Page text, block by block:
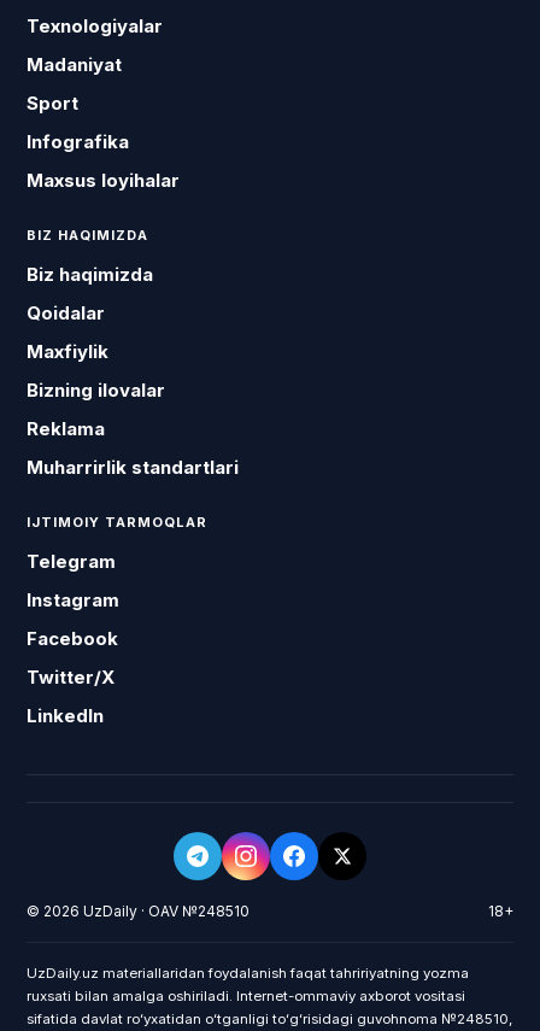
Texnologiyalar
Madaniyat
Sport
Infografika
Maxsus loyihalar
BIZ HAQIMIZDA
Biz haqimizda
Qoidalar
Maxfiylik
Bizning ilovalar
Reklama
Muharrirlik standartlari
IJTIMOIY TARMOQLAR
Telegram
Instagram
Facebook
Twitter/X
LinkedIn
© 2026 UzDaily · OAV №248510 18+
UzDaily.uz materiallaridan foydalanish faqat tahririyatning yozma
ruxsati bilan amalga oshiriladi. Internet-ommaviy axborot vositasi
sifatida davlat roʻyxatidan oʻtganligi toʻgʻrisidagi guvohnoma №248510,